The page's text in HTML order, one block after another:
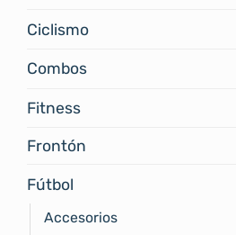
Ciclismo
Combos
Fitness
Frontón
Fútbol
Accesorios